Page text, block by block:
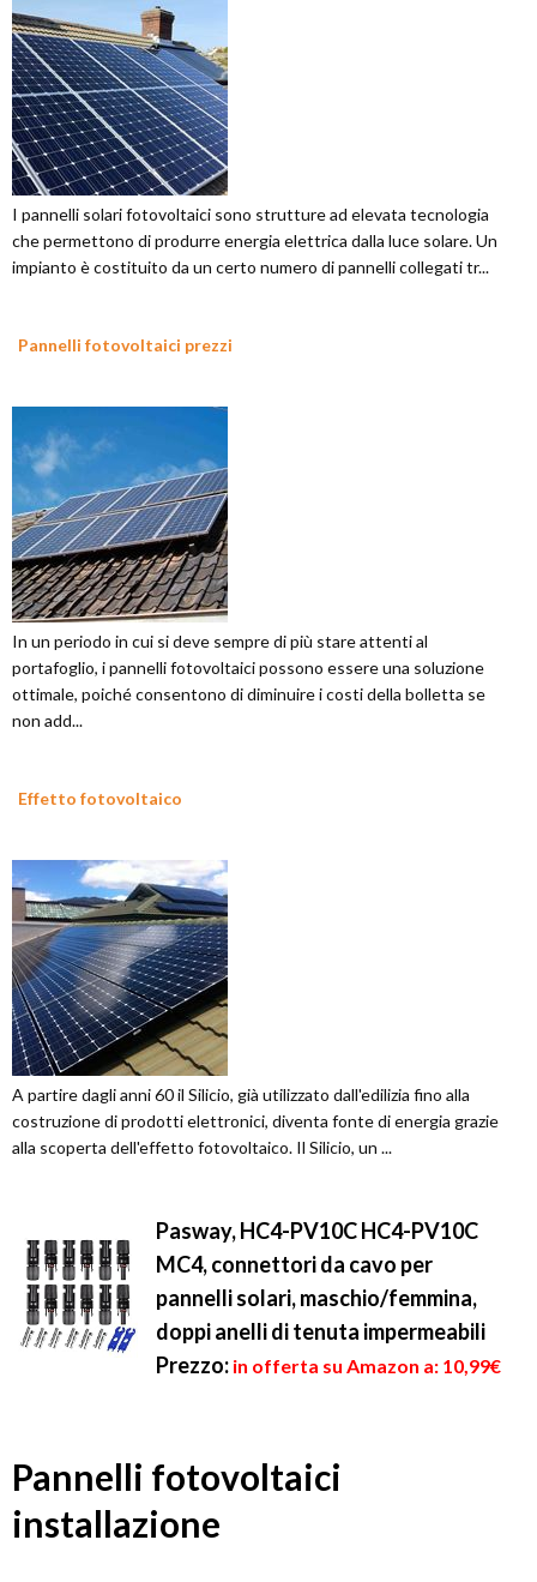
I pannelli solari fotovoltaici sono strutture ad elevata tecnologia
che permettono di produrre energia elettrica dalla luce solare. Un
impianto è costituito da un certo numero di pannelli collegati tr...
Pannelli fotovoltaici prezzi
In un periodo in cui si deve sempre di più stare attenti al
portafoglio, i pannelli fotovoltaici possono essere una soluzione
ottimale, poiché consentono di diminuire i costi della bolletta se
non add...
Effetto fotovoltaico
A partire dagli anni 60 il Silicio, già utilizzato dall'edilizia fino alla
costruzione di prodotti elettronici, diventa fonte di energia grazie
alla scoperta dell'effetto fotovoltaico. Il Silicio, un ...
Pasway, HC4-PV10C HC4-PV10C
MC4, connettori da cavo per
pannelli solari, maschio/femmina,
doppi anelli di tenuta impermeabili
Prezzo: in offerta su Amazon a: 10,99€
Pannelli fotovoltaici
installazione